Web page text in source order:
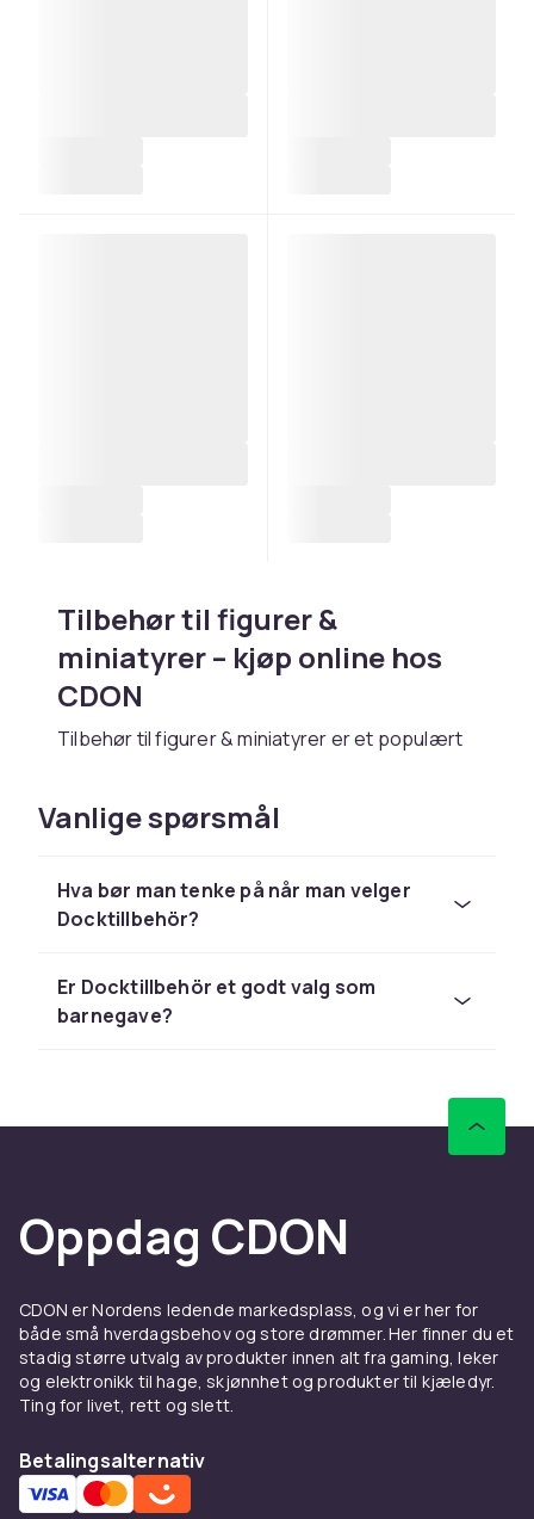
Tilbehør til figurer &
miniatyrer – kjøp online hos
CDON
Tilbehør til figurer & miniatyrer er et populært
Hot Wheels, Playmobil og Schleich til
Velg tilbehør til figurer & miniatyrer basert på
barnets alder og interesser. Hos CDON
retur.
Utforsk hele lekesortimentet hos CDON.
har et stort sortiment til alle budsjetter.
Hos CDON finner du tilbehør til figurer &
miniatyrer fra LEGO, Barbie og Schleich til
konkurransedyktige priser med rask levering
og enkel retur.
Sammenlign produkter og les
har et stort sortiment til alle budsjetter.
Hos CDON finner du tilbehør til figurer &
Vanlige spørsmål
Hva bør man tenke på når man velger
Docktillbehör?
Er Docktillbehör et godt valg som
barnegave?
Oppdag CDON
CDON er Nordens ledende markedsplass, og vi er her for
både små hverdagsbehov og store drømmer. Her finner du et
stadig større utvalg av produkter innen alt fra gaming, leker
og elektronikk til hage, skjønnhet og produkter til kjæledyr.
Ting for livet, rett og slett.
Betalingsalternativ